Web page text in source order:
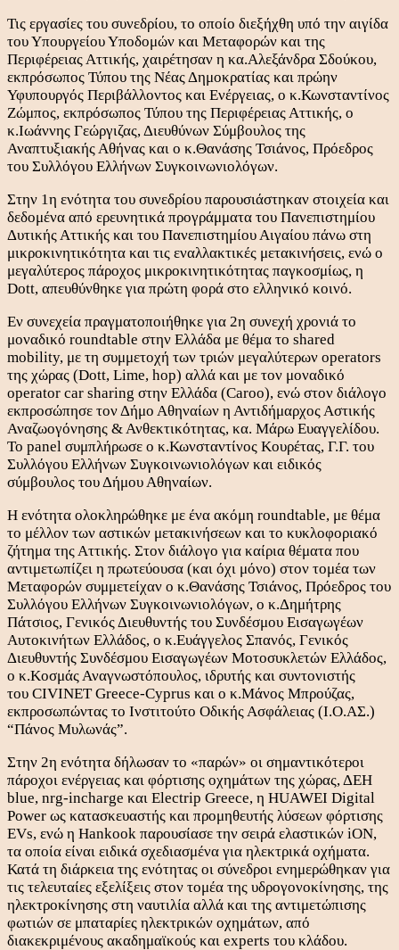
Τις εργασίες του συνεδρίου, το οποίο διεξήχθη υπό την αιγίδα
του Υπουργείου Υποδομών και Μεταφορών και της
Περιφέρειας Αττικής, χαιρέτησαν η κα.Αλεξάνδρα Σδούκου,
εκπρόσωπος Τύπου της Νέας Δημοκρατίας και πρώην
Υφυπουργός Περιβάλλοντος και Ενέργειας, ο κ.Κωνσταντίνος
Ζώμπος, εκπρόσωπος Τύπου της Περιφέρειας Αττικής, ο
κ.Ιωάννης Γεώργιζας, Διευθύνων Σύμβουλος της
Αναπτυξιακής Αθήνας και ο κ.Θανάσης Τσιάνος, Πρόεδρος
του Συλλόγου Ελλήνων Συγκοινωνιολόγων.
Στην 1η ενότητα του συνεδρίου παρουσιάστηκαν στοιχεία και
δεδομένα από ερευνητικά προγράμματα του Πανεπιστημίου
Δυτικής Αττικής και του Πανεπιστημίου Αιγαίου πάνω στη
μικροκινητικότητα και τις εναλλακτικές μετακινήσεις, ενώ ο
μεγαλύτερος πάροχος μικροκινητικότητας παγκοσμίως, η
Dott, απευθύνθηκε για πρώτη φορά στο ελληνικό κοινό.
Εν συνεχεία πραγματοποιήθηκε για 2η συνεχή χρονιά το
μοναδικό roundtable στην Ελλάδα με θέμα το shared
mobility, με τη συμμετοχή των τριών μεγαλύτερων operators
της χώρας (Dott, Lime, hop) αλλά και με τον μοναδικό
operator car sharing στην Ελλάδα (Caroo), ενώ στον διάλογο
εκπροσώπησε τον Δήμο Αθηναίων η Αντιδήμαρχος Αστικής
Αναζωογόνησης & Ανθεκτικότητας, κα. Μάρω Ευαγγελίδου.
Το panel συμπλήρωσε ο κ.Κωνσταντίνος Κουρέτας, Γ.Γ. του
Συλλόγου Ελλήνων Συγκοινωνιολόγων και ειδικός
σύμβουλος του Δήμου Αθηναίων.
Η ενότητα ολοκληρώθηκε με ένα ακόμη roundtable, με θέμα
το μέλλον των αστικών μετακινήσεων και το κυκλοφοριακό
ζήτημα της Αττικής. Στον διάλογο για καίρια θέματα που
αντιμετωπίζει η πρωτεύουσα (και όχι μόνο) στον τομέα των
Μεταφορών συμμετείχαν ο κ.Θανάσης Τσιάνος, Πρόεδρος του
Συλλόγου Ελλήνων Συγκοινωνιολόγων, ο κ.Δημήτρης
Πάτσιος, Γενικός Διευθυντής του Συνδέσμου Εισαγωγέων
Αυτοκινήτων Ελλάδος, ο κ.Ευάγγελος Σπανός, Γενικός
Διευθυντής Συνδέσμου Εισαγωγέων Μοτοσυκλετών Ελλάδος,
ο κ.Κοσμάς Αναγνωστόπουλος, ιδρυτής και συντονιστής
του CIVINET Greece-Cyprus και ο κ.Μάνος Μπρούζας,
εκπροσωπώντας το Ινστιτούτο Οδικής Ασφάλειας (Ι.Ο.ΑΣ.)
“Πάνος Μυλωνάς”.
Στην 2η ενότητα δήλωσαν το «παρών» οι σημαντικότεροι
πάροχοι ενέργειας και φόρτισης οχημάτων της χώρας, ΔΕΗ
blue, nrg-incharge και Electrip Greece, η HUAWEI Digital
Power ως κατασκευαστής και προμηθευτής λύσεων φόρτισης
EVs, ενώ η Hankook παρουσίασε την σειρά ελαστικών iON,
τα οποία είναι ειδικά σχεδιασμένα για ηλεκτρικά οχήματα.
Κατά τη διάρκεια της ενότητας οι σύνεδροι ενημερώθηκαν για
τις τελευταίες εξελίξεις στον τομέα της υδρογονοκίνησης, της
ηλεκτροκίνησης στη ναυτιλία αλλά και της αντιμετώπισης
φωτιών σε μπαταρίες ηλεκτρικών οχημάτων, από
διακεκριμένους ακαδημαϊκούς και experts του κλάδου.